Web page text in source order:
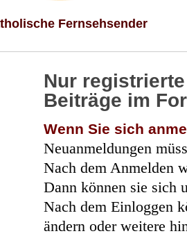
Fernsehsender
Nur
Beiträge im
Wenn Sie sich
Neuanmeldungen
Nach dem Anmelden
Dann können sie sich
Nach dem Einloggen
ändern oder weitere